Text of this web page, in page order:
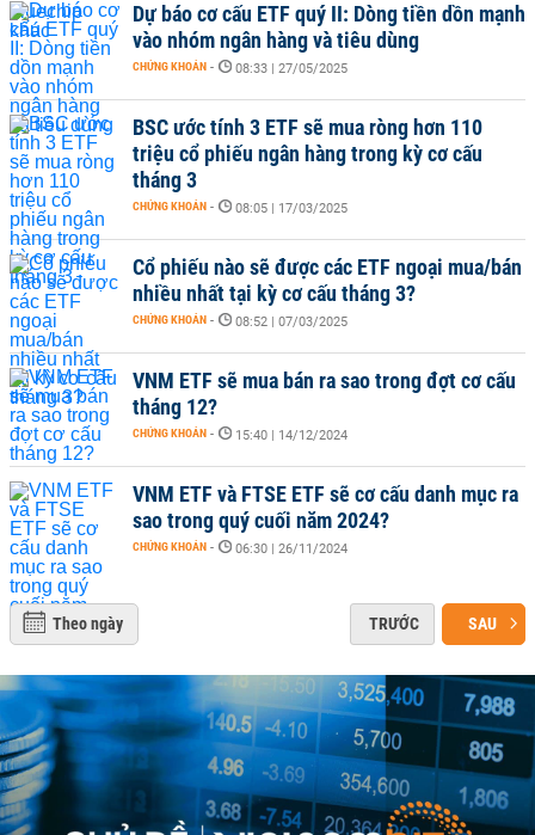
Dự báo cơ cấu ETF quý II: Dòng tiền dồn mạnh
vào nhóm ngân hàng và tiêu dùng
CHỨNG KHOÁN - 08:33 | 27/05/2025
BSC ước tính 3 ETF sẽ mua ròng hơn 110
triệu cổ phiếu ngân hàng trong kỳ cơ cấu
tháng 3
CHỨNG KHOÁN - 08:05 | 17/03/2025
Cổ phiếu nào sẽ được các ETF ngoại mua/bán
nhiều nhất tại kỳ cơ cấu tháng 3?
CHỨNG KHOÁN - 08:52 | 07/03/2025
VNM ETF sẽ mua bán ra sao trong đợt cơ cấu
tháng 12?
CHỨNG KHOÁN - 15:40 | 14/12/2024
VNM ETF và FTSE ETF sẽ cơ cấu danh mục ra
sao trong quý cuối năm 2024?
CHỨNG KHOÁN - 06:30 | 26/11/2024
Theo ngày TRƯỚC SAU